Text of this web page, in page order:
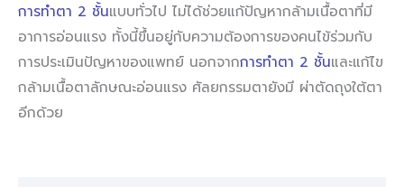
การทำตา 2 ชั้นแบบทั่วไป ไม่ได้ช่วยแก้ปัญหากล้ามเนื้อตาที่มี
อาการอ่อนแรง ทั้งนี้ขึ้นอยู่กับความต้องการของคนไข้ร่วมกับ
การประเมินปัญหาของแพทย์ นอกจากการทำตา 2 ชั้นและแก้ไข
กล้ามเนื้อตาลักษณะอ่อนแรง ศัลยกรรมตายังมี ผ่าตัดถุงใต้ตา
อีกด้วย